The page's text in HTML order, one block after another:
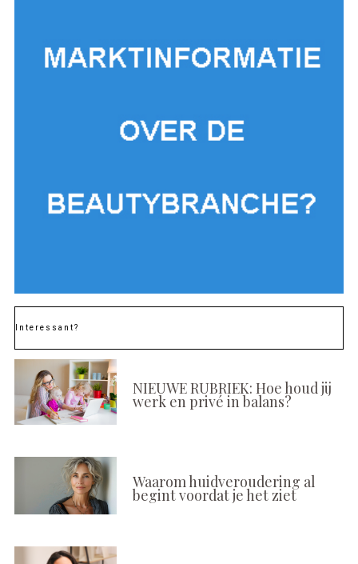
Interessant?
NIEUWE RUBRIEK: Hoe houd jij
werk en privé in balans?
Waarom huidveroudering al
begint voordat je het ziet